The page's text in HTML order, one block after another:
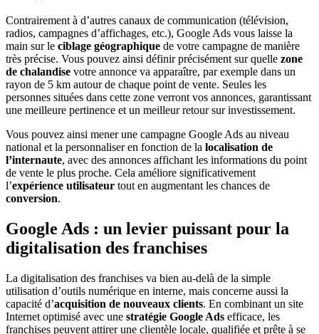
Contrairement à d’autres canaux de communication (télévision,
radios, campagnes d’affichages, etc.), Google Ads vous laisse la
main sur le ciblage géographique de votre campagne de manière
très précise. Vous pouvez ainsi définir précisément sur quelle zone
de chalandise votre annonce va apparaître, par exemple dans un
rayon de 5 km autour de chaque point de vente. Seules les
personnes situées dans cette zone verront vos annonces, garantissant
une meilleure pertinence et un meilleur retour sur investissement.
Vous pouvez ainsi mener une campagne Google Ads au niveau
national et la personnaliser en fonction de la localisation de
l’internaute, avec des annonces affichant les informations du point
de vente le plus proche. Cela améliore significativement
l’expérience utilisateur tout en augmentant les chances de
conversion.
Google Ads : un levier puissant pour la
digitalisation des franchises
La digitalisation des franchises va bien au-delà de la simple
utilisation d’outils numérique en interne, mais concerne aussi la
capacité d’acquisition de nouveaux clients. En combinant un site
Internet optimisé avec une stratégie Google Ads efficace, les
franchises peuvent attirer une clientèle locale, qualifiée et prête à se